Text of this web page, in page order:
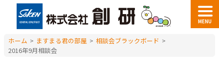
MENU
ホーム > ますまる君の部屋 > 相談会ブラックボード >
2016年9月相談会